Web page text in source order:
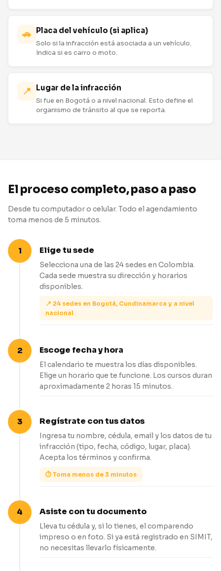
🚗 Placa del vehículo (si aplica)
Solo si la infracción está asociada a un vehículo.
Indica si es carro o moto.
📍 Lugar de la infracción
Si fue en Bogotá o a nivel nacional. Esto define el
organismo de tránsito al que se reporta.
El proceso completo, paso a paso
Desde tu computador o celular. Todo el agendamiento
toma menos de 5 minutos.
Elige tu sede
Selecciona una de las 24 sedes en Colombia.
Cada sede muestra su dirección y horarios
disponibles.
📍 24 sedes en Bogotá, Cundinamarca y a nivel
nacional
Escoge fecha y hora
El calendario te muestra los días disponibles.
Elige un horario que te funcione. Los cursos duran
aproximadamente 2 horas 15 minutos.
Regístrate con tus datos
Ingresa tu nombre, cédula, email y los datos de tu
infracción (tipo, fecha, código, lugar, placa).
Acepta los términos y confirma.
⏱ Toma menos de 3 minutos
Asiste con tu documento
Lleva tu cédula y, si lo tienes, el comparendo
impreso o en foto. Si ya está registrado en SIMIT,
no necesitas llevarlo físicamente.